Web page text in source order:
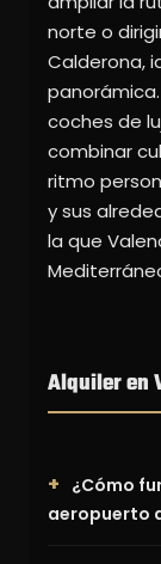
norte o
Calderona,
coches de
combinar
ritmo
y sus
la que
Alquiler en
¿Cómo
aeropuerto